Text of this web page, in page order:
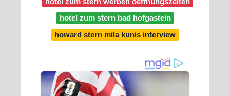
hotel zum stern bad hofgastein
howard stern mila kunis interview